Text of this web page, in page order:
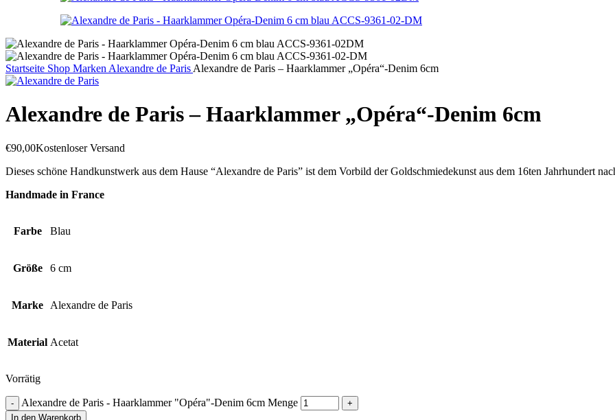
Startseite Shop Marken Alexandre de Paris Alexandre de Paris – Haarklammer „Opéra“-Denim 6cm
Alexandre de Paris – Haarklammer „Opéra“-Denim 6cm
€90,00Kostenloser Versand
Dieses schöne Handkunstwerk aus dem Hause “Alexandre de Paris” ist dem Vorbild der Goldschmiedekunst aus dem 16ten Jahrhundert
Handmade in France
Farbe Blau
Größe 6 cm
Marke Alexandre de Paris
Material Acetat
Vorrätig
Alexandre de Paris - Haarklammer "Opéra"-Denim 6cm Menge
In den Warenkorb